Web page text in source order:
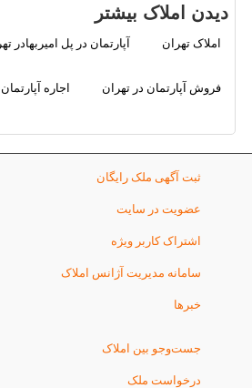
دیدن املاک بیشتر
املاک تهران آپارتمان در پل امیربهادر
فروش آپارتمان در تهران اجاره
ثبت آگهی ملک رایگان
عضویت در سایت
اشتراک کاربر ویژه
سامانه مدیریت آژانس املاک
خبرها
جست‌وجو بین املاک
درخواست ملک